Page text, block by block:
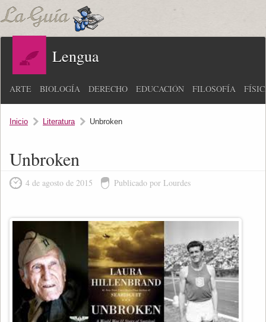
Lengua
ARTE BIOLOGÍA DERECHO EDUCACIÓN FILOSOFÍA
Inicio Literatura Unbroken
Unbroken
4 de agosto de 2015 Publicado por Lourdes